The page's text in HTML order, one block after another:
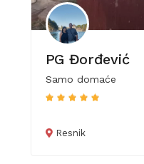
PG Đorđević
Samo domaće
Resnik